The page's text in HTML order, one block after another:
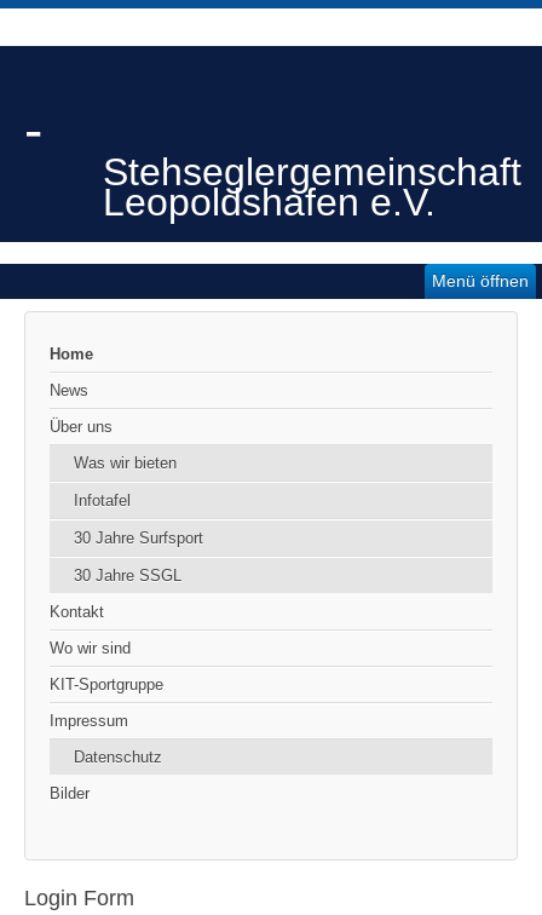
-
Stehseglergemeinschaft
Leopoldshafen e.V.
Menü öffnen
Home
News
Über uns
Was wir bieten
Infotafel
30 Jahre Surfsport
30 Jahre SSGL
Kontakt
Wo wir sind
KIT-Sportgruppe
Impressum
Datenschutz
Bilder
Login Form